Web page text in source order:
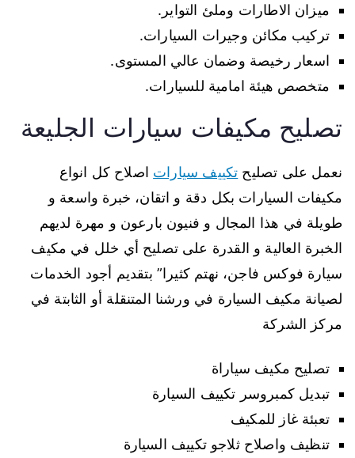
ميزان الاطارات وملئ التواير.
تركيب مكائن وجيرات السيارات.
اسعار رخيصة وضمان عالي المستوى.
متخصص هيئة امامية للسيارات.
تصليح مكيفات سيارات الجليعة
نعمل على تصليح تكييف سيارات اصلاح كل انواع
مكيفات السيارات بكل دقة و اتقان، خبرة واسعة و
طويلة في هذا المجال و فنيون بارعون و مهرة لديهم
الخبرة العالية و القدرة على تصليح أي خلل في مكيف
سيارة فوكس فاجن، نهتم كثيرا” بتقديم أجود الخدمات
لصيانة مكيف السيارة في ورشنا المتنقلة أو الثابتة في
مركز الشركة
تصليح مكيف سياراة
تبديل كمبروسر تكييف السيارة
تعبئة غاز للمكيف
تنظيف واصلاح ثلاجو تكييف السيارة